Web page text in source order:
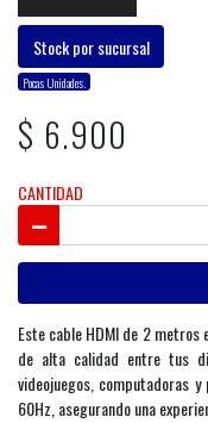
Stock por sucursal
Pocas Unidades.
$ 6.900
CANTIDAD
Este cable HDMI de 2
de alta calidad entre tus
videojuegos, computadoras
60Hz, asegurando una